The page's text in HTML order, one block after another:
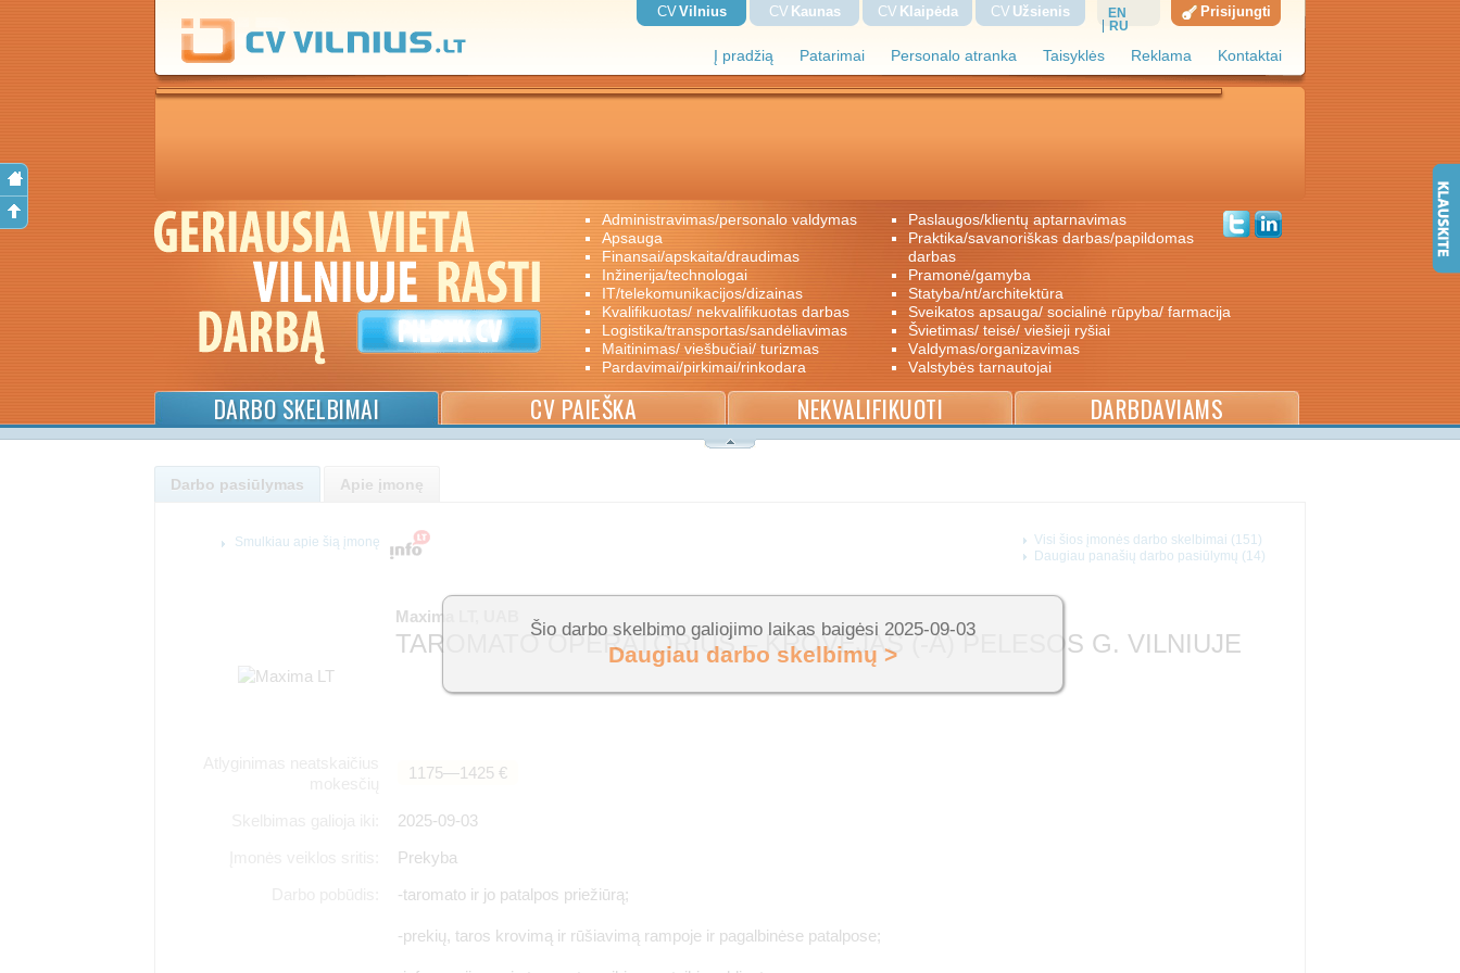
Į pradžią Patarimai Personalo atranka Taisyklės Reklama Kontaktai
CVVilnius CV Kaunas CV Klaipėda CV Užsienis
EN
RU
Prisijungti
administravimas/personalo valdymas
apsauga
finansai/apskaita/draudimas
inžinerija/technologai
IT/telekomunikacijos/dizainas
kvalifikuotas/ nekvalifikuotas darbas
logistika/transportas/sandėliavimas
maitinimas/ viešbučiai/ turizmas
pardavimai/pirkimai/rinkodara
paslaugos/klientų aptarnavimas
praktika/savanoriškas darbas/papildomas
darbas
pramonė/gamyba
statyba/nt/architektūra
sveikatos apsauga/ socialinė rūpyba/ farmacija
švietimas/ teisė/ viešieji ryšiai
valdymas/organizavimas
valstybės tarnautojai
DARBO SKELBIMAI CV PAIEŠKA NEKVALIFIKUOTI DARBDAVIAMS
Darbo pasiūlymas Apie įmonę
Maxima LT, UAB
TAROMATO OPERATORIUS – KROVĖJAS (-A) PELESOS G. VILNIUJE
1175―1425 €
2025-09-03
Prekyba
-taromato ir jo patalpos priežiūrą;
-prekių, taros krovimą ir rūšiavimą rampoje ir pagalbinėse patalpose;
Visi šios įmonės darbo skelbimai (151)
Daugiau panašių darbo pasiūlymų (14)
Smulkiau apie šią įmonę
Šio darbo skelbimo galiojimo laikas baigėsi 2025-09-03
Daugiau darbo skelbimų >